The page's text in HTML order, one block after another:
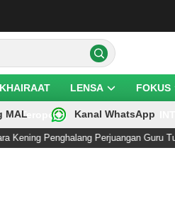
LENSA FOKUS
Teropong
MAL Kanal WhatsApp
Perjuangan Guru Tua